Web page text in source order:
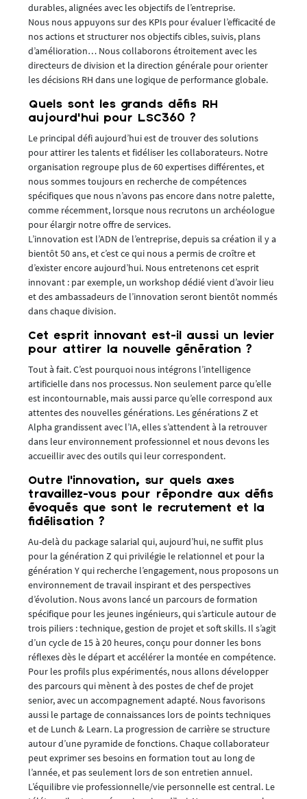
durables, alignées avec les objectifs de l’entreprise.
Nous nous appuyons sur des KPIs pour évaluer l’efficacité de
nos actions et structurer nos objectifs cibles, suivis, plans
d’amélioration… Nous collaborons étroitement avec les
directeurs de division et la direction générale pour orienter
les décisions RH dans une logique de performance globale.
Quels sont les grands défis RH
aujourd’hui pour LSC360 ?
Le principal défi aujourd’hui est de trouver des solutions
pour attirer les talents et fidéliser les collaborateurs. Notre
organisation regroupe plus de 60 expertises différentes, et
nous sommes toujours en recherche de compétences
spécifiques que nous n’avons pas encore dans notre palette,
comme récemment, lorsque nous recrutons un archéologue
pour élargir notre offre de services.
L’innovation est l’ADN de l’entreprise, depuis sa création il y a
bientôt 50 ans, et c’est ce qui nous a permis de croître et
d’exister encore aujourd’hui. Nous entretenons cet esprit
innovant : par exemple, un workshop dédié vient d’avoir lieu
et des ambassadeurs de l’innovation seront bientôt nommés
dans chaque division.
Cet esprit innovant est-il aussi un levier
pour attirer la nouvelle génération ?
Tout à fait. C’est pourquoi nous intégrons l’intelligence
artificielle dans nos processus. Non seulement parce qu’elle
est incontournable, mais aussi parce qu’elle correspond aux
attentes des nouvelles générations. Les générations Z et
Alpha grandissent avec l’IA, elles s’attendent à la retrouver
dans leur environnement professionnel et nous devons les
accueillir avec des outils qui leur correspondent.
Outre l’innovation, sur quels axes
travaillez-vous pour répondre aux défis
évoqués que sont le recrutement et la
fidélisation ?
Au-delà du package salarial qui, aujourd’hui, ne suffit plus
pour la génération Z qui privilégie le relationnel et pour la
génération Y qui recherche l’engagement, nous proposons un
environnement de travail inspirant et des perspectives
d’évolution. Nous avons lancé un parcours de formation
spécifique pour les jeunes ingénieurs, qui s’articule autour de
trois piliers : technique, gestion de projet et soft skills. Il s’agit
d’un cycle de 15 à 20 heures, conçu pour donner les bons
réflexes dès le départ et accélérer la montée en compétence.
Pour les profils plus expérimentés, nous allons développer
des parcours qui mènent à des postes de chef de projet
senior, avec un accompagnement adapté. Nous favorisons
aussi le partage de connaissances lors de points techniques
et de Lunch & Learn. La progression de carrière se structure
autour d’une pyramide de fonctions. Chaque collaborateur
peut exprimer ses besoins en formation tout au long de
l’année, et pas seulement lors de son entretien annuel.
L’équilibre vie professionnelle/vie personnelle est central. Le